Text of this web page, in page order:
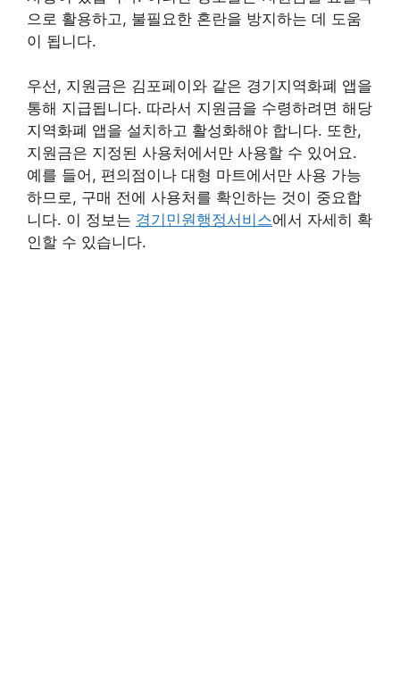
으로 활용하고, 불필요한 혼란을 방지하는 데 도움
이 됩니다.
우선, 지원금은 김포페이와 같은 경기지역화폐 앱을
통해 지급됩니다. 따라서 지원금을 수령하려면 해당
지역화폐 앱을 설치하고 활성화해야 합니다. 또한,
지원금은 지정된 사용처에서만 사용할 수 있어요.
예를 들어, 편의점이나 대형 마트에서만 사용 가능
하므로, 구매 전에 사용처를 확인하는 것이 중요합
니다. 이 정보는 경기민원행정서비스에서 자세히 확
인할 수 있습니다.